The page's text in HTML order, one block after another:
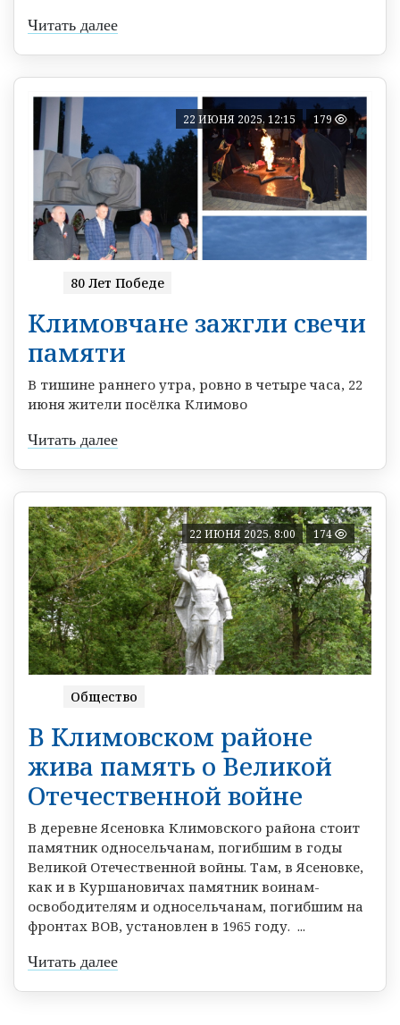
Читать далее
22 ИЮНЯ 2025, 12:15 179
80 Лет Победе
Климовчане зажгли свечи
памяти
В тишине раннего утра, ровно в четыре часа, 22
июня жители посёлка Климово
Читать далее
22 ИЮНЯ 2025, 8:00 174
Общество
В Климовском районе
жива память о Великой
Отечественной войне
В деревне Ясеновка Климовского района стоит
памятник односельчанам, погибшим в годы
Великой Отечественной войны. Там, в Ясеновке,
как и в Куршановичах памятник воинам-
освободителям и односельчанам, погибшим на
фронтах ВОВ, установлен в 1965 году. ...
Читать далее